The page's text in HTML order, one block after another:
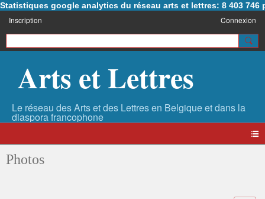
Statistiques google analytics du réseau arts et lettres: 8 403 746
Inscription Connexion
Arts et Lettres
Photos